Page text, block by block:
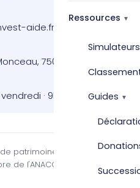
Ressources
Simulateurs
Guides
aide.fr
75008 Paris
· 9h à 19h
patrimoine. Conseiller en
de l'ANACOFI-CIF (agréée AMF),